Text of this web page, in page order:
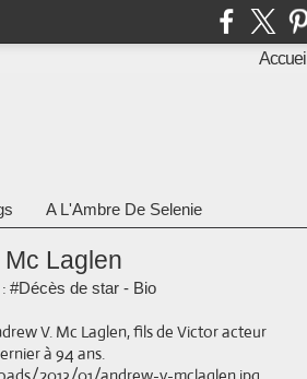
Accueil
A L'Ambre De Selenie
Laglen
#Décès de star - Bio
V. Mc Laglen, fils de Victor acteur
à 94 ans.